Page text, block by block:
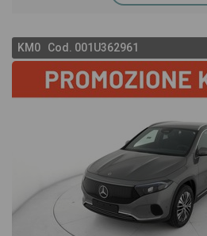
KM0 Cod. 001U362961